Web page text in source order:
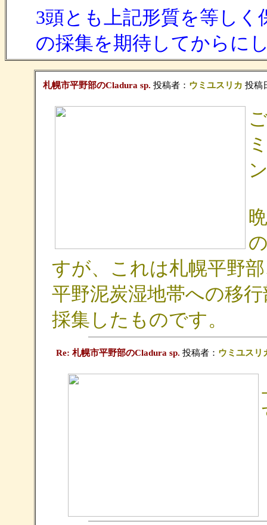
3頭とも上記形質を等し
の採集を期待してからに
札幌市平野部のCladura sp. 投稿者： ウミユスリカ 投稿
すが、これは札幌平野
平野泥炭湿地帯への移
採集したものです。
Re: 札幌市平野部のCladura sp. 投稿者： ウミユスリ